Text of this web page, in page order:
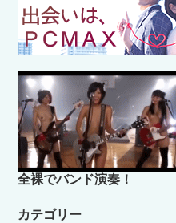
全裸でバンド演奏！
カテゴリー